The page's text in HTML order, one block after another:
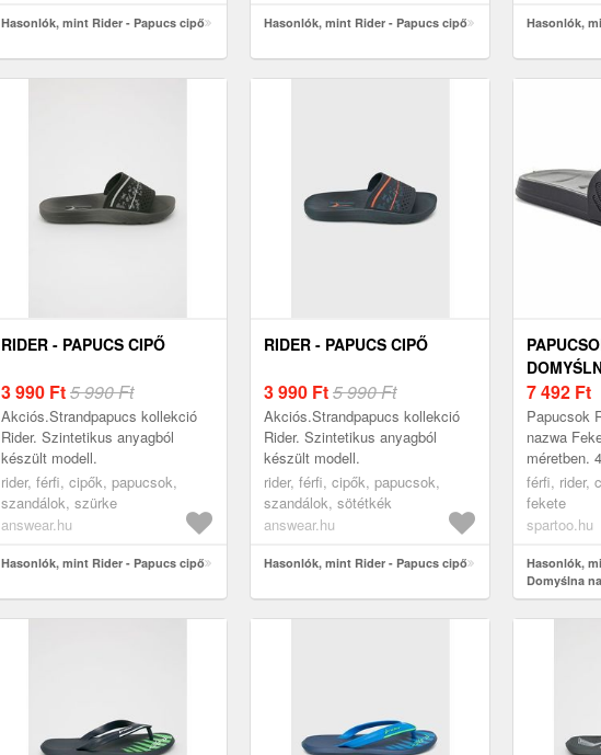
Hasonlók, mint Rider - Papucs cipő Hasonlók, mint Rider - Papucs cipő Hasonlók,
RIDER - PAPUCS CIPŐ
3 990 Ft5 990 Ft
Akciós.Strandpapucs kollekció
Rider. Szintetikus anyagból
készült modell.
rider, férfi, cipők, papucsok,
szandálok, szürke
answear.hu
Hasonlók, mint Rider - Papucs cipő
RIDER - PAPUCS CIPŐ
3 990 Ft5 990 Ft
Akciós.Strandpapucs kollekció
Rider. Szintetikus anyagból
készült modell.
rider, férfi, cipők, papucsok,
szandálok, sötétkék
answear.hu
Hasonlók, mint Rider - Papucs cipő
7 492 Ft
Papucsok
nazwa
méretben.
Férfi >
férfi, rider,
fekete
spartoo.hu
Hasonlók,
Domyślna